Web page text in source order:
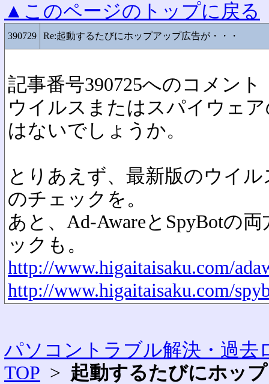
▲このページのトップに戻る
390729 Re:起動するたびにホップアップ広告が・・・
記事番号390725へのコメント
ウイルスまたはスパイウェ
はないでしょうか。
とりあえず、最新版のウイ
のチェックを。
あと、Ad-AwareとSpyBotの
ックも。
http://www.higaitaisaku.com/
http://www.higaitaisaku.com/
パソコントラブル解決・過去
TOP > 起動するたびにホッ